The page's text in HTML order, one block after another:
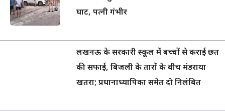
घाट, पत्नी गंभीर
लखनऊ के सरकारी स्कूल में बच्चों से कराई छत
की सफाई, बिजली के तारों के बीच मंडराया
खतरा; प्रधानाध्यापिका समेत दो निलंबित